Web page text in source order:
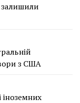
з США